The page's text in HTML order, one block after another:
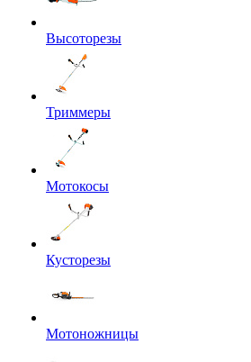
Высоторезы
Триммеры
Мотокосы
Кусторезы
Мотоножницы